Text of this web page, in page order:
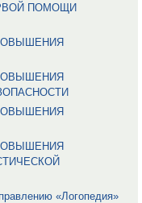
ПОМОЩИ
«Логопедия»